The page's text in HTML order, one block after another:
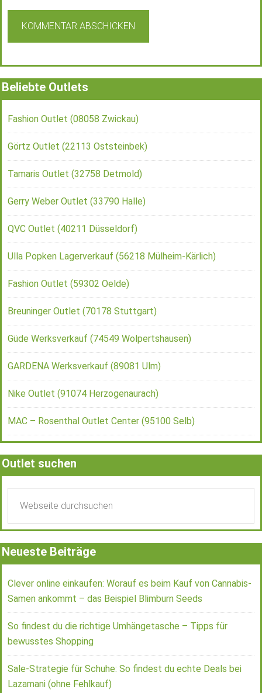
Beliebte Outlets
Fashion Outlet (08058 Zwickau)
Görtz Outlet (22113 Oststeinbek)
Tamaris Outlet (32758 Detmold)
Gerry Weber Outlet (33790 Halle)
QVC Outlet (40211 Düsseldorf)
Ulla Popken Lagerverkauf (56218 Mülheim-Kärlich)
Fashion Outlet (59302 Oelde)
Breuninger Outlet (70178 Stuttgart)
Güde Werksverkauf (74549 Wolpertshausen)
GARDENA Werksverkauf (89081 Ulm)
Nike Outlet (91074 Herzogenaurach)
MAC – Rosenthal Outlet Center (95100 Selb)
Outlet suchen
Neueste Beiträge
Clever online einkaufen: Worauf es beim Kauf von Cannabis-
Samen ankommt – das Beispiel Blimburn Seeds
So findest du die richtige Umhängetasche – Tipps für
bewusstes Shopping
Sale-Strategie für Schuhe: So findest du echte Deals bei
Lazamani (ohne Fehlkauf)